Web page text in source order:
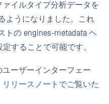
イルタイプ分析データを
ようになりました。これ
トの engines-metadata ヘ
することで可能です。
ーザーインターフェー
リリースノートでご覧いた